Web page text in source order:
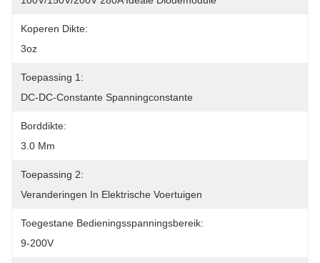
Koperen Dikte:
3oz
Toepassing 1:
DC-DC-Constante Spanningconstante
Borddikte:
3.0 Mm
Toepassing 2:
Veranderingen In Elektrische Voertuigen
Toegestane Bedieningsspanningsbereik:
9-200V